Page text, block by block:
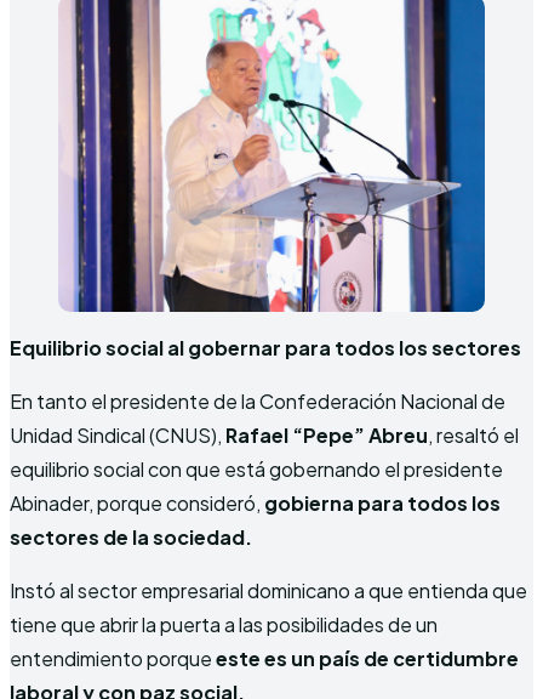
Equilibrio social al gobernar para todos los sectores
En tanto el presidente de la Confederación Nacional de
Unidad Sindical (CNUS), Rafael “Pepe” Abreu, resaltó el
equilibrio social con que está gobernando el presidente
Abinader, porque consideró, gobierna para todos los
sectores de la sociedad.
Instó al sector empresarial dominicano a que entienda que
tiene que abrir la puerta a las posibilidades de un
entendimiento porqueeste es un país de certidumbre
laboral y con paz social.